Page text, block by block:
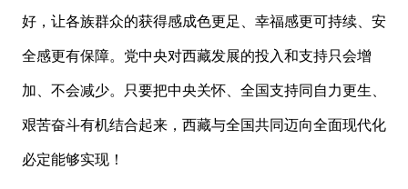
好，让各族群众的获得感成色更足、幸福感更可持续、安
全感更有保障。党中央对西藏发展的投入和支持只会增
加、不会减少。只要把中央关怀、全国支持同自力更生、
艰苦奋斗有机结合起来，西藏与全国共同迈向全面现代化
必定能够实现！